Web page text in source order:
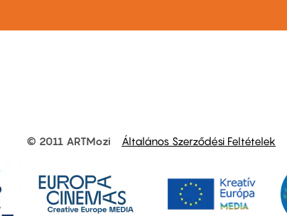
© 2011 ARTMozi Általános Szerződési Feltételek